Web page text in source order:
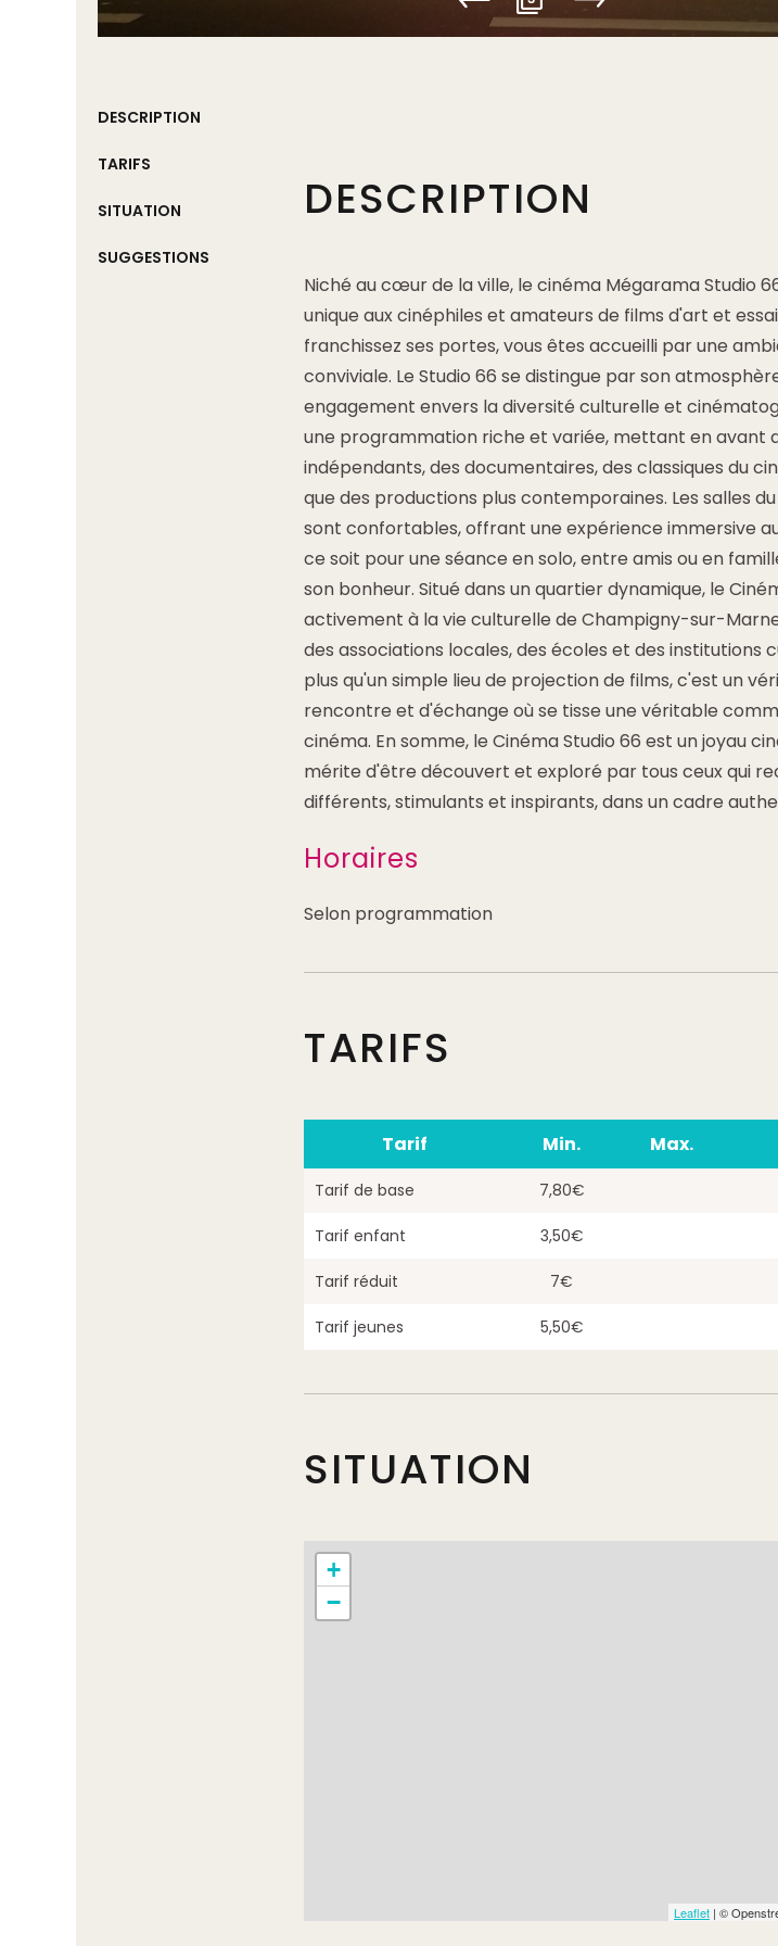
DESCRIPTION
TARIFS
SITUATION
SUGGESTIONS
DESCRIPTION
Niché au cœur de la ville, le cinéma Mégarama Studio
unique aux cinéphiles et amateurs de films d'art et
franchissez ses portes, vous êtes accueilli par une
conviviale. Le Studio 66 se distingue par son
engagement envers la diversité culturelle et
une programmation riche et variée, mettant en avant
indépendants, des documentaires, des classiques du
que des productions plus contemporaines. Les salles
sont confortables, offrant une expérience immersive
ce soit pour une séance en solo, entre amis ou en
son bonheur. Situé dans un quartier dynamique, le
activement à la vie culturelle de Champigny-sur-
des associations locales, des écoles et des institutions
plus qu'un simple lieu de projection de films, c'est un
rencontre et d'échange où se tisse une véritable
cinéma. En somme, le Cinéma Studio 66 est un joyau
mérite d'être découvert et exploré par tous ceux qui
différents, stimulants et inspirants, dans un cadre
Horaires
Selon programmation
TARIFS
Tarif Min. Max.
Tarif de base 7,80€
Tarif enfant 3,50€
Tarif réduit 7€
Tarif jeunes 5,50€
SITUATION
+
−
Leaflet | ©